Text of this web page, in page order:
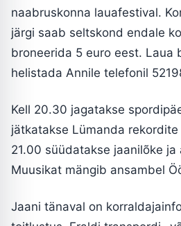
naabruskonna lauafestival.
järgi saab seltskond endale
broneerida 5 euro eest. Laua
helistada Annile telefonil
Kell 20.30 jagatakse
jätkatakse Lümanda
21.00 süüdatakse jaanilõke
Muusikat mängib ansambel
Jaani tänaval on